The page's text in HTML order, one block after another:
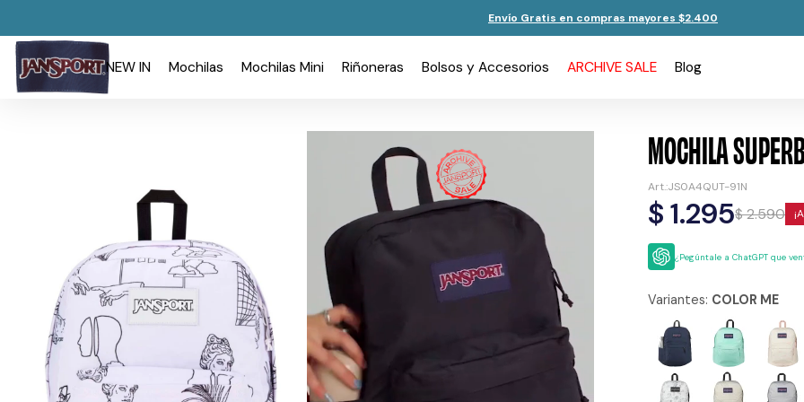
Envío Gratis en compras mayores $2.400
NEW IN Mochilas Mochilas Mini Riñoneras Bolsos y Accesorios ARCHIVE SALE Blog
MOCHILA
JS0A4QUT-91N
$1.295$2.590
¿Pegúntale a ChatGPT que
Variantes: COLOR ME